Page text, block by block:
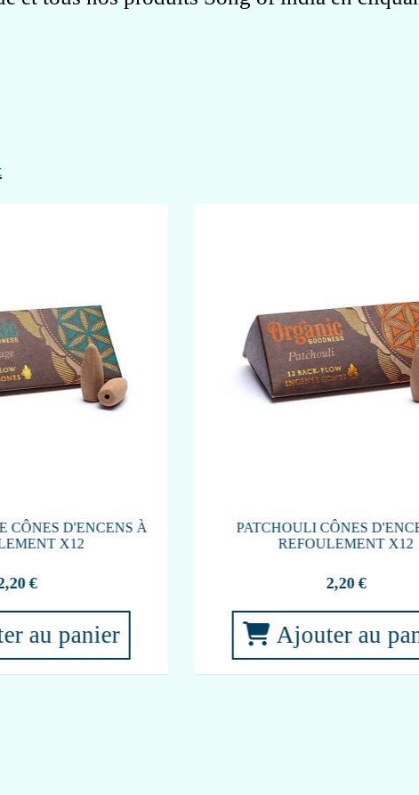
D'ENCENS À
X12
panier
ENCENS À REFOULEMENT NAG
X24
Ajouter au panier